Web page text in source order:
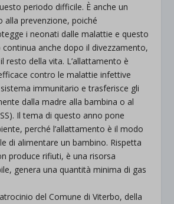
periodo difficile. È anche un
alla prevenzione, poiché
i neonati dalle malattie e questo
anche dopo il divezzamento,
resto della vita. L’allattamento è
contro le malattie infettive
immunitario e trasferisce gli
dalla madre alla bambina o al
Il tema di questo anno pone
perché l’allattamento è il modo
di alimentare un bambino. Rispetta
produce rifiuti, è una risorsa
genera una quantità minima di gas
del Comune di Viterbo, della